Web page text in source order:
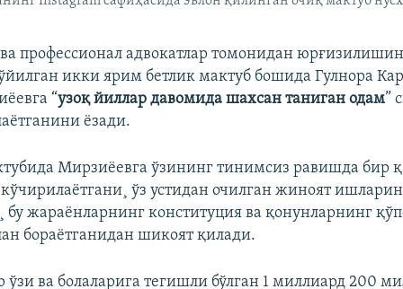
профессионал адвокатлар томонидан
икки ярим бетлик мактуб бошида Гулнора
“узоқ йиллар давомида шахсан таниган одам”
ëзади.
Мирзиëевга ўзининг тинимсиз равишда бир
ўз устидан очилган жиноят
бу жараëнларнинг конституция ва қонунларнинг
бораëтганидан шикоят қилади.
ўзи ва болаларига тегишли бўлган 1 миллиард 200